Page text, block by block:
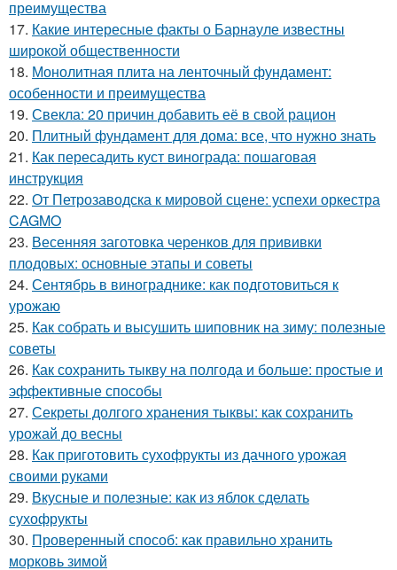
преимущества
17. Какие интересные факты о Барнауле известны
широкой общественности
18. Монолитная плита на ленточный фундамент:
особенности и преимущества
19. Свекла: 20 причин добавить её в свой рацион
20. Плитный фундамент для дома: все, что нужно знать
21. Как пересадить куст винограда: пошаговая
инструкция
22. От Петрозаводска к мировой сцене: успехи оркестра
CAGMO
23. Весенняя заготовка черенков для прививки
плодовых: основные этапы и советы
24. Сентябрь в винограднике: как подготовиться к
урожаю
25. Как собрать и высушить шиповник на зиму: полезные
советы
26. Как сохранить тыкву на полгода и больше: простые и
эффективные способы
27. Секреты долгого хранения тыквы: как сохранить
урожай до весны
28. Как приготовить сухофрукты из дачного урожая
своими руками
29. Вкусные и полезные: как из яблок сделать
сухофрукты
30. Проверенный способ: как правильно хранить
морковь зимой